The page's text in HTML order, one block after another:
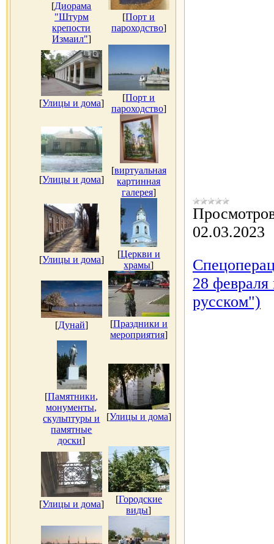
[Диорама
"Штурм
крепости
Измаил"]
[Порт и
пароходство]
[Улицы и дома]
[Порт и
пароходство]
[Улицы и дома]
[виртуальная
картинная
галерея]
[Улицы и дома]
[Церкви и
храмы]
[Дунай] [Праздники и
мероприятия]
[Памятники,
монументы,
скульптуры и
памятные
доски]
[Улицы и дома]
[Улицы и дома] [Городские
виды]
02.03.2023
28
русском")